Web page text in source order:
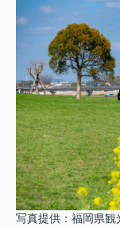
写真提供：福岡県観